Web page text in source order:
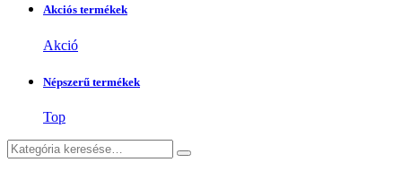
Akciós termékek
Akció
Népszerű termékek
Top